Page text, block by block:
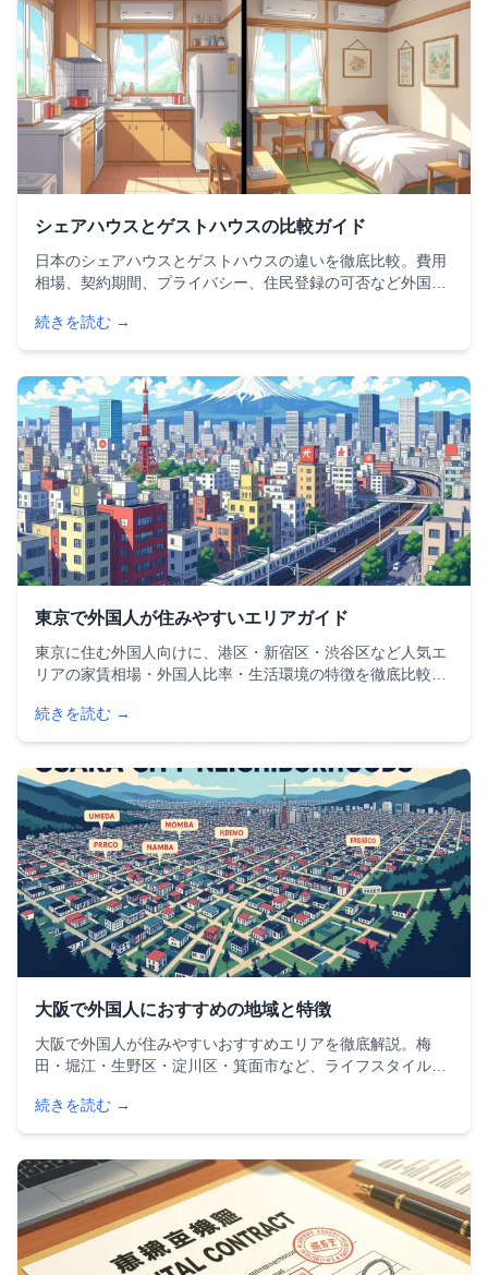
シェアハウスとゲストハウスの比較ガイド
日本のシェアハウスとゲストハウスの違いを徹底比較。費用
相場、契約期間、プライバシー、住民登録の可否など外国人
最適な住まい選びをサポートする完全ガイドです。
続きを読む →
東京で外国人が住みやすいエリアガイド
東京に住む外国人向けに、港区・新宿区・渋谷区など人気エ
リアの家賃相場・外国人比率・生活環境の特徴を徹底比較。
や、外国人が賃貸物件を探す際の注意点・シェアハウス情報
も詳しく解説します。
続きを読む →
大阪で外国人におすすめの地域と特徴
大阪で外国人が住みやすいおすすめエリアを徹底解説。梅
田・堀江・生野区・淀川区・箕面市など、ライフスタイル別
を詳しく紹介します。賃貸契約の注意点も網羅した完全ガイ
ドです。
続きを読む →